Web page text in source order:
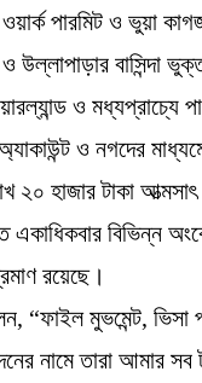
পারমিট ও ভুয়া
উল্লাপাড়ার বাসিন্দা
ও মধ্যপ্রাচ্যে
ও নগদের
২০ হাজার টাকা
একাধিকবার বিভিন্ন
রয়েছে।
“ফাইল মুভমেন্ট, ভিসা
নামে তারা আমার সব